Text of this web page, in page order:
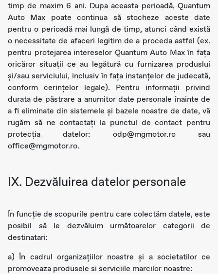
timp de maxim 6 ani. Dupa aceasta perioadă, Quantum
Auto Max poate continua să stocheze aceste date
pentru o perioadă mai lungă de timp, atunci când există
o necessitate de afaceri legitim de a proceda astfel (ex.
pentru protejarea intereselor Quantum Auto Max în fața
oricăror situații ce au legătură cu furnizarea produslui
și/sau serviciului, inclusiv în fața instanțelor de judecată,
conform cerințelor legale). Pentru informații privind
durata de păstrare a anumitor date personale înainte de
a fi eliminate din sistemele și bazele noastre de date, vă
rugăm să ne contactați la punctul de contact pentru
protecția datelor: odp@mgmotor.ro sau
office@mgmotor.ro.
IX. Dezvăluirea datelor personale
În funcție de scopurile pentru care colectăm datele, este
posibil să le dezvăluim următoarelor categorii de
destinatari:
a) În cadrul organizațiilor noastre și a societatilor ce
promoveaza produsele si serviciile marcilor noastre: